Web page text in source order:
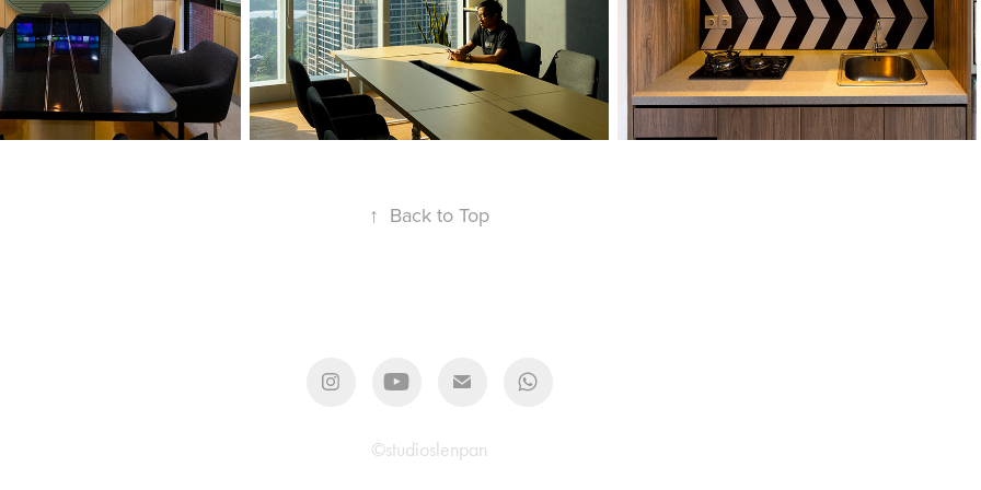
UI
ENERGY
PARCO II
↑ Back to Top
©studioslenpan